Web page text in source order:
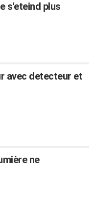
s'eteind plus
avec detecteur et
ne